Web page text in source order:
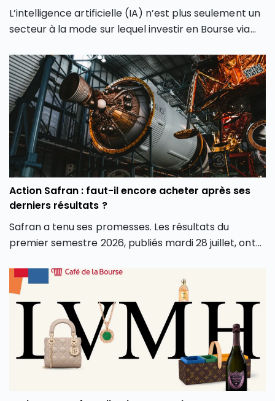
L’intelligence artificielle (IA) n’est plus seulement un
secteur à la mode sur lequel investir en Bourse via
même de notre façon d’investir en Bourse avec de
nouveaux outils et de nouvelles approches. Dans cet
article, découvrez comment l’intelligence artificielle
peut transformer votre façon d’investir en Bourse et
vous aider à mieux saisir les opportunités des
marchés.
Action Safran : faut-il encore acheter après ses
derniers résultats ?
Safran a tenu ses promesses. Les résultats du
premier semestre 2026, publiés mardi 28 juillet, ont
d’affaires, marge opérationnelle et surtout
génération de cash. Conséquence directe, le groupe
a relevé l’intégralité de ses objectifs pour l’année.
Alors que le groupe aéronautique et de défense
français est récompensé en Bourse pour ses bons
résultats du premier semestre 2026, faut-il en
profiter et investir en Bourse dans l’action Safran
(SAF) ? L’action Safran fait-elle partie des meilleures